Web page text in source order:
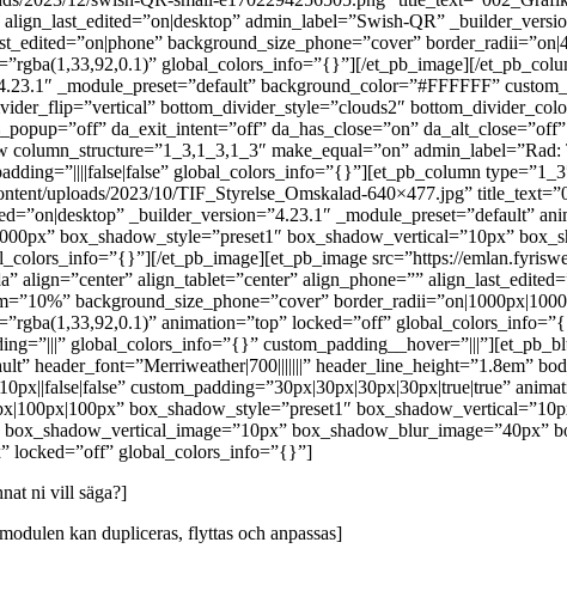
admin_label=”Swish-QR”
background_size_phone=”cover”
global_colors_info=”{}”][/et_pb_image][/
_module_preset=”default” background_color=”#FFFFFF”
bottom_divider_style=”clouds2″
da_exit_intent=”off” da_has_close=”on”
make_equal=”on”
global_colors_info=”{}”][et_pb_column
uploads/2023/10/TIF_Styrelse_Omskalad-640×477.jpg”
_builder_version=”4.23.1″ _module_preset=”default”
box_shadow_style=”preset1″ box_shadow_vertical=”10px”
et_pb_image][et_pb_image src=”https://
align_tablet=”center” align_phone=””
background_size_phone=”cover”
animation=”top” locked=”off”
global_colors_info=”{}”
header_font=”Merriweather|700|||||||” header_line_height=”1.8em”
custom_padding=”30px|30px|30px|30px|true|true”
box_shadow_style=”preset1″
box_shadow_blur_image=”40px”
locked=”off” global_colors_info=”{}”]
ni vill säga?]
kan dupliceras, flyttas och anpassas]